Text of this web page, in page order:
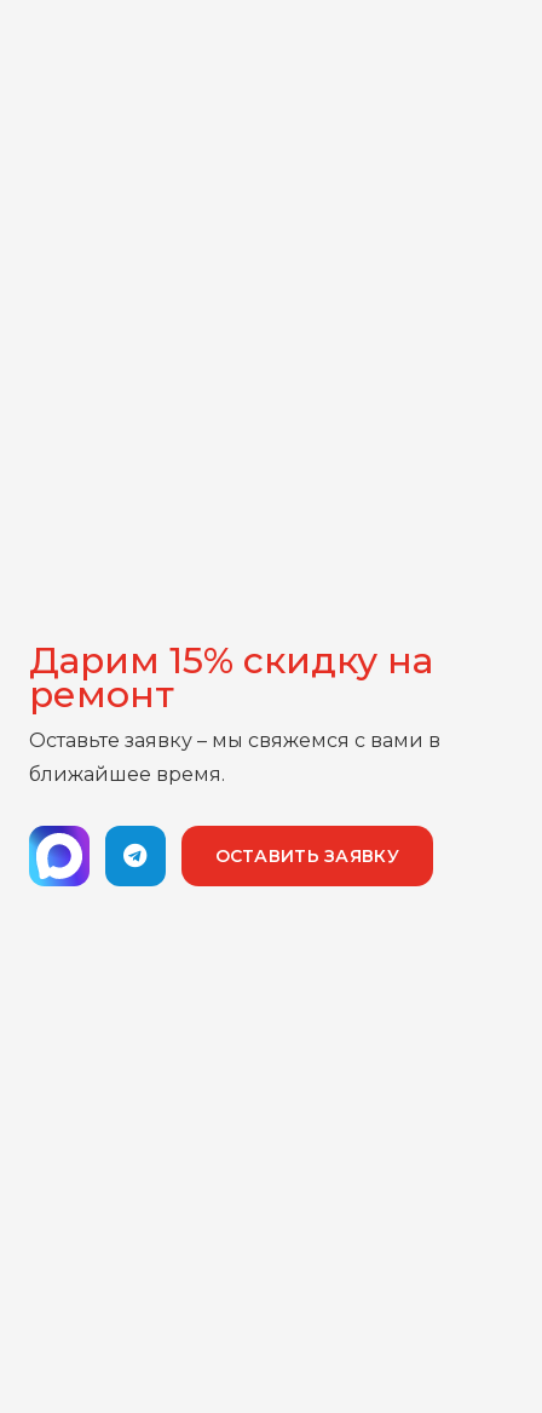
Дарим 15% скидку на
ремонт
Оставьте заявку – мы свяжемся с вами в
ближайшее время.
ОСТАВИТЬ ЗАЯВКУ